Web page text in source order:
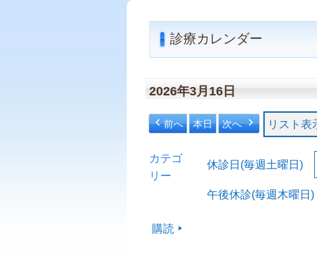
診療カレンダー
2026年3月16日
前へ 本日 次へ リスト 表
カテゴ
リー
休診日(毎週土曜日)
午後休診(毎週木曜日)
購読